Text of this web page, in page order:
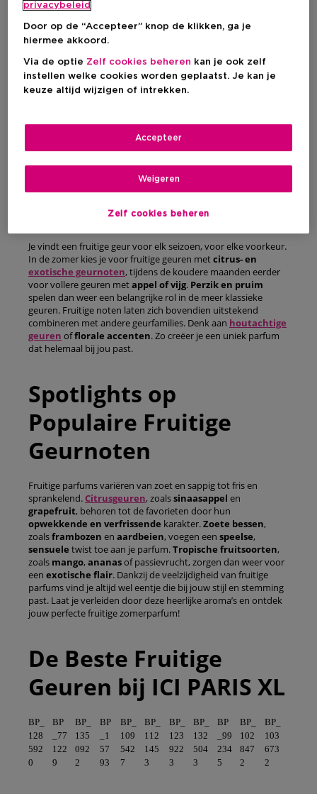
De weerspiegeling van frisse, levendige aroma’s – aanwezig in
uiteenlopende fruitsoorten. Denk aancitrusnotenzoals
citroen ensinaasappel fruitige geurenkrijgen ook al
eens een pinky twist. Zo krijg je
vanperzikenframboos. Deze geuren zijn speels, licht en
toegankelijk – perfect voor wie houdt van een vrolijke,
energieke geurbeleving. Ze wonnen de afgelopen jaren aan
populariteit waardoor sommige geurnoten inmiddels een
Ideaal voor hetvoorjaar en de zomer, wanneer een
geur je humeur een instant boost geeft.
Verschillende Soorten
Fruitige Geuren
Je vindt een fruitige geur voor elk seizoen, voor elke voorkeur.
In de zomer kies je voor fruitige geuren metcitrus- en
exotische geurnoten, tijdens de koudere maanden eerder
voor vollere geuren metappel of vijg. Perzik en pruim
spelen dan weer een belangrijke rol in de meer klassieke
geuren. Fruitige noten laten zich bovendien uitstekend
combineren met andere geurfamilies. Denk aan houtachtige
geuren offlorale accenten. Zo creëer je een uniek parfum
dat helemaal bij jou past.
Spotlights op
Populaire Fruitige
Geurnoten
Fruitige parfums variëren van zoet en sappig tot fris en
sprankelend.Citrusgeuren, zoalssinaasappel en
grapefruit, behoren tot de favorieten door hun
opwekkende en verfrissende karakter.Zoete bessen,
zoalsframbozen en aardbeien, voegen een speelse,
sensuele twist toe aan je parfum.Tropische fruitsoorten,
zoals mango, ananasof passievrucht, zorgen dan weer voor
een exotische flair. Dankzij de veelzijdigheid van fruitige
parfums vind je altijd wel eentje die bij jouw stijl en stemming
past. Laat je verleiden door deze heerlijke aroma’s en ontdek
jouw perfecte fruitige zomerparfum!
De Beste Fruitige
Geuren bij ICI PARIS XL
BP_
128
592
0
BP
_77
122
9
BP_
135
092
2
BP
_1
57
93
BP_
109
542
7
BP_
112
145
3
BP_
123
922
3
BP_
132
504
3
BP
_99
234
5
BP_
102
847
2
BP_
103
673
2
privacybeleid
Door op de “Accepteer” knop de klikken, ga je
hiermee akkoord.
Via de optie Zelf cookies beheren kan je ook zelf
instellen welke cookies worden geplaatst. Je kan je
keuze altijd wijzigen of intrekken.
Zelf cookies beheren
Weigeren
Accepteer